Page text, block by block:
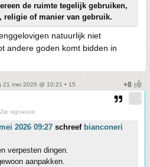
de ruimte tegelijk gebruiken,
religie of manier van gebruik.
natuurlijk niet
andere goden komt bidden in
21 mei 2026 @ 10:21 • 15
Zie signature
2026 09:27 schreef bianconeri
verpesten dingen.
aanpakken.